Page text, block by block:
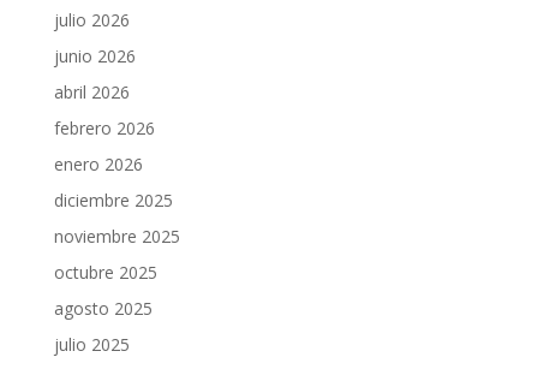
julio 2026
junio 2026
abril 2026
febrero 2026
enero 2026
diciembre 2025
noviembre 2025
octubre 2025
agosto 2025
julio 2025